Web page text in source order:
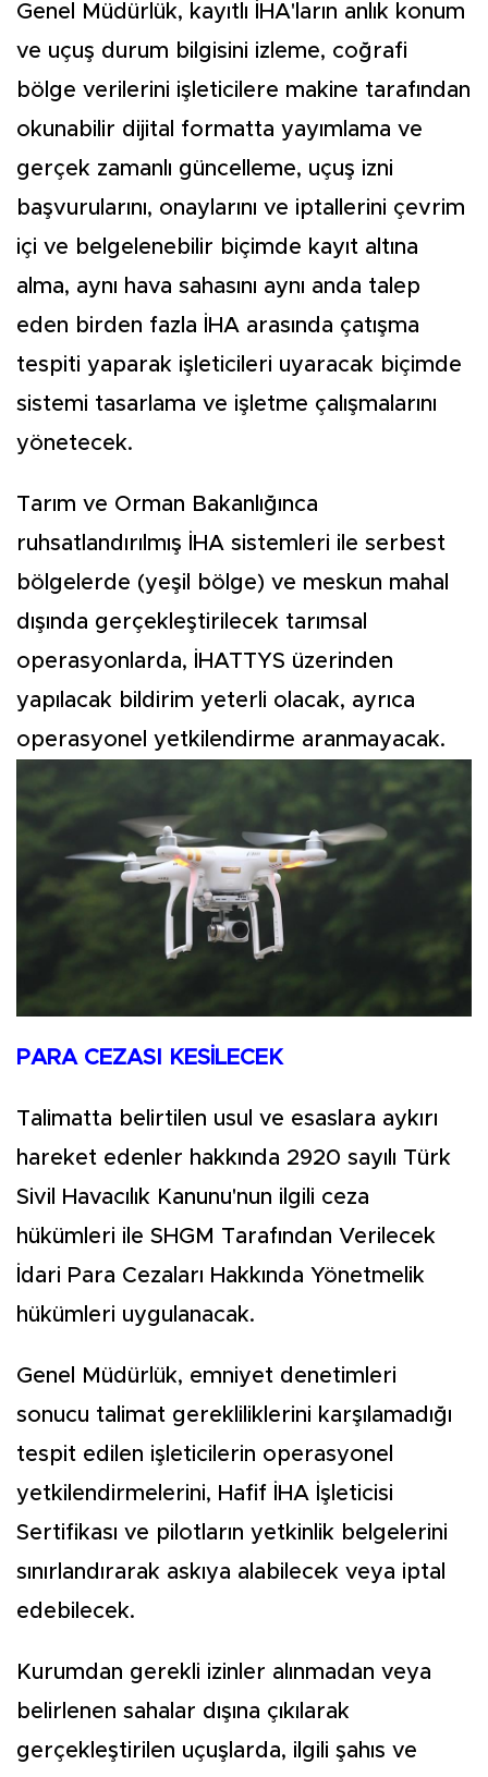
Genel Müdürlük, kayıtlı İHA'ların anlık konum
ve uçuş durum bilgisini izleme, coğrafi
bölge verilerini işleticilere makine tarafından
okunabilir dijital formatta yayımlama ve
gerçek zamanlı güncelleme, uçuş izni
başvurularını, onaylarını ve iptallerini çevrim
içi ve belgelenebilir biçimde kayıt altına
alma, aynı hava sahasını aynı anda talep
eden birden fazla İHA arasında çatışma
tespiti yaparak işleticileri uyaracak biçimde
sistemi tasarlama ve işletme çalışmalarını
yönetecek.
Tarım ve Orman Bakanlığınca
ruhsatlandırılmış İHA sistemleri ile serbest
bölgelerde (yeşil bölge) ve meskun mahal
dışında gerçekleştirilecek tarımsal
operasyonlarda, İHATTYS üzerinden
yapılacak bildirim yeterli olacak, ayrıca
operasyonel yetkilendirme aranmayacak.
PARA CEZASI KESİLECEK
Talimatta belirtilen usul ve esaslara aykırı
hareket edenler hakkında 2920 sayılı Türk
Sivil Havacılık Kanunu'nun ilgili ceza
hükümleri ile SHGM Tarafından Verilecek
İdari Para Cezaları Hakkında Yönetmelik
hükümleri uygulanacak.
Genel Müdürlük, emniyet denetimleri
sonucu talimat gerekliliklerini karşılamadığı
tespit edilen işleticilerin operasyonel
yetkilendirmelerini, Hafif İHA İşleticisi
Sertifikası ve pilotların yetkinlik belgelerini
sınırlandırarak askıya alabilecek veya iptal
edebilecek.
Kurumdan gerekli izinler alınmadan veya
belirlenen sahalar dışına çıkılarak
gerçekleştirilen uçuşlarda, ilgili şahıs ve